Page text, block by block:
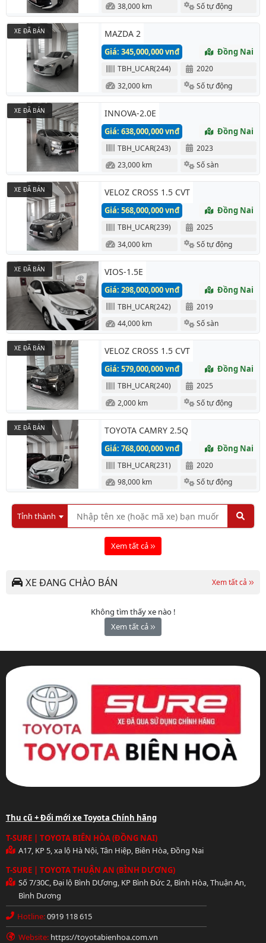
38,000 km
Số tự động
MAZDA 2
Giá: 345,000,000 vnđ Đồng Nai
TBH_UCAR(244)
2020
32,000 km
Số tự động
XE ĐÃ BÁN
INNOVA-2.0E
Giá: 638,000,000 vnđ Đồng Nai
TBH_UCAR(243)
2023
23,000 km
Số sàn
XE ĐÃ BÁN
VELOZ CROSS 1.5 CVT
Giá: 568,000,000 vnđ Đồng Nai
TBH_UCAR(239)
2025
34,000 km
Số tự động
XE ĐÃ BÁN
VIOS-1.5E
Giá: 298,000,000 vnđ Đồng Nai
TBH_UCAR(242)
2019
44,000 km
Số sàn
XE ĐÃ BÁN
VELOZ CROSS 1.5 CVT
Giá: 579,000,000 vnđ Đồng Nai
TBH_UCAR(240)
2025
2,000 km
Số tự động
XE ĐÃ BÁN
TOYOTA CAMRY 2.5Q
Giá: 768,000,000 vnđ Đồng Nai
TBH_UCAR(231)
2020
98,000 km
Số tự động
XE ĐÃ BÁN
Tỉnh thành
Xem tất cả
XE ĐANG CHÀO BÁN Xem tất cả
Không tìm thấy xe nào !
Xem tất cả
Thu cũ + Đổi mới xe Toyota Chính hãng
T-SURE | TOYOTA BIÊN HÒA (ĐỒNG NAI)
A17, KP 5, xa lộ Hà Nội, Tân Hiệp, Biên Hòa, Đồng Nai
T-SURE | TOYOTA THUẬN AN (BÌNH DƯƠNG)
Số 7/30C, Đại lộ Bình DƯơng, KP Bình Đức 2, Bình Hòa, Thuận An,
Bình Dương
Hotline:0919 118 615
Website: https://toyotabienhoa.com.vn